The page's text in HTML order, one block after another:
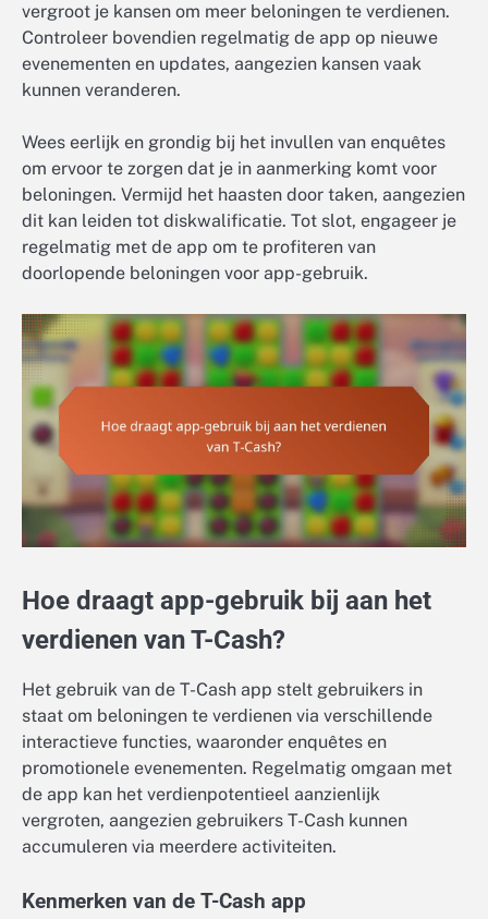
vergroot je kansen om meer beloningen te verdienen.
Controleer bovendien regelmatig de app op nieuwe
evenementen en updates, aangezien kansen vaak
kunnen veranderen.
Wees eerlijk en grondig bij het invullen van enquêtes
om ervoor te zorgen dat je in aanmerking komt voor
beloningen. Vermijd het haasten door taken, aangezien
dit kan leiden tot diskwalificatie. Tot slot, engageer je
regelmatig met de app om te profiteren van
doorlopende beloningen voor app-gebruik.
Hoe draagt app-gebruik bij aan het
verdienen van T-Cash?
Het gebruik van de T-Cash app stelt gebruikers in
staat om beloningen te verdienen via verschillende
interactieve functies, waaronder enquêtes en
promotionele evenementen. Regelmatig omgaan met
de app kan het verdienpotentieel aanzienlijk
vergroten, aangezien gebruikers T-Cash kunnen
accumuleren via meerdere activiteiten.
Kenmerken van de T-Cash app